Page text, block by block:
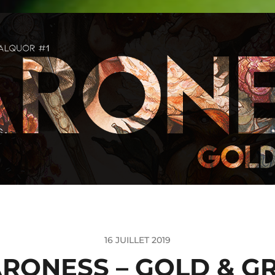
16 JUILLET 2019
– GOLD &